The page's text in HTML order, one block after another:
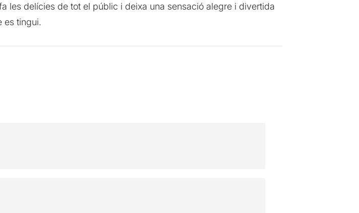
les delícies de tot el públic i deixa una sensació alegre i divertida
es tingui.